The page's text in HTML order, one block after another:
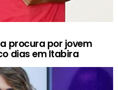
procura por jovem
dias em Itabira